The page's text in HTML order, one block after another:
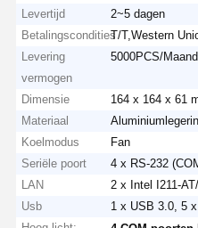
Levertijd
2~5 dagen
BetalingsconditiesT/T,Western
Levering
vermogen
5000PCS/Maand
Dimensie
164 x 164 x 61
Materiaal
Koelmodus
Fan
Seriële poort
4 x RS-232
LAN
2 x Intel I211-
Usb
1 x USB 3.0, 5